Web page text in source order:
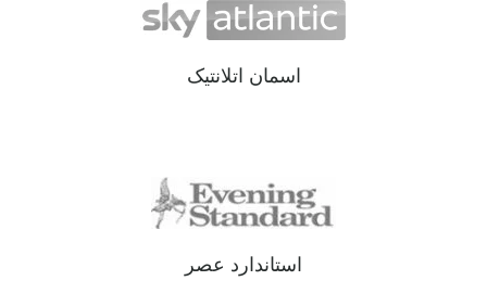
اسمان اتلانتیک
استاندارد عصر